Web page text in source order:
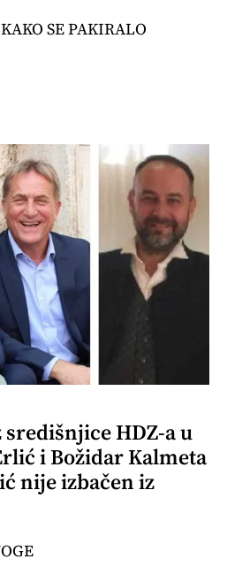
SE PAKIRALO
središnjice HDZ-a u
i Božidar Kalmeta
nije izbačen iz